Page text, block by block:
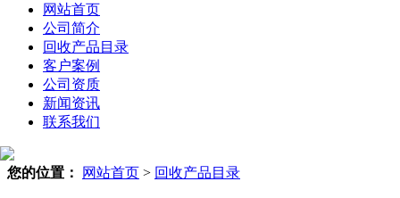
网站首页
公司简介
回收产品目录
客户案例
公司资质
新闻资讯
联系我们
您的位置： 网站首页 > 回收产品目录